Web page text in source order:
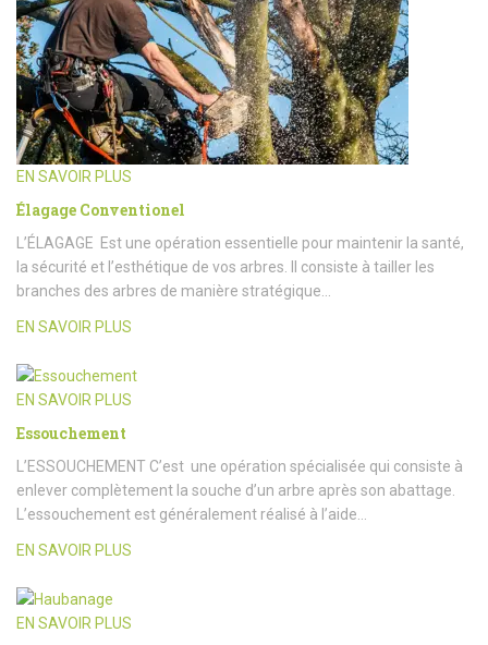
EN SAVOIR PLUS
Élagage Conventionel
L’ÉLAGAGE Est une opération essentielle pour maintenir la santé,
la sécurité et l’esthétique de vos arbres. Il consiste à tailler les
branches des arbres de manière stratégique…
EN SAVOIR PLUS
EN SAVOIR PLUS
Essouchement
L’ESSOUCHEMENT C’est une opération spécialisée qui consiste à
enlever complètement la souche d’un arbre après son abattage.
L’essouchement est généralement réalisé à l’aide…
EN SAVOIR PLUS
EN SAVOIR PLUS